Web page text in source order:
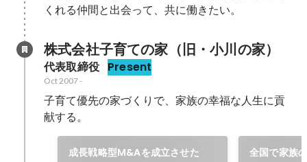
くれる仲間と出会って、共に働きたい。
株式会社子育ての家（旧・小川の家）
代表取締役 Present
Oct 2007-
子育て優先の家づくりで、家族の幸福な人生に貢
献する。
成長戦略型M&Aを成立させた
全国で家族